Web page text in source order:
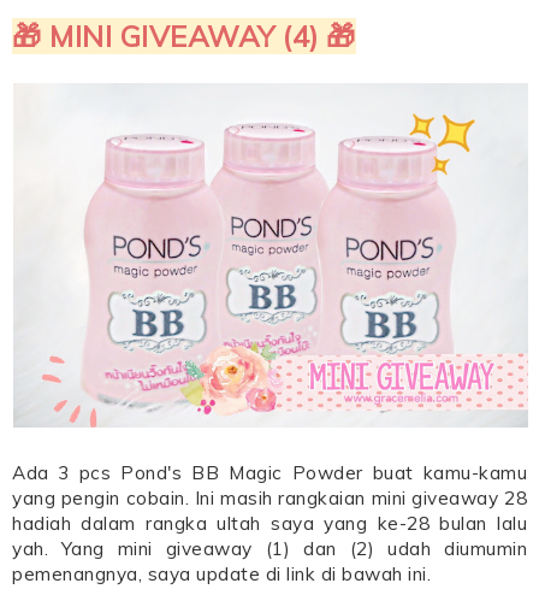
🎁 MINI GIVEAWAY (4) 🎁
Ada 3 pcs Pond's BB Magic Powder buat kamu-kamu
yang pengin cobain. Ini masih rangkaian mini giveaway 28
hadiah dalam rangka ultah saya yang ke-28 bulan lalu
yah. Yang mini giveaway (1) dan (2) udah diumumin
pemenangnya, saya update di link di bawah ini.